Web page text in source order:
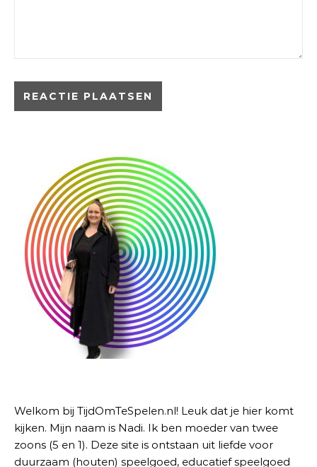
Welkom bij TijdOmTeSpelen.nl! Leuk dat je hier komt
kijken. Mijn naam is Nadi. Ik ben moeder van twee
zoons (5 en 1). Deze site is ontstaan uit liefde voor
duurzaam (houten) speelgoed, educatief speelgoed